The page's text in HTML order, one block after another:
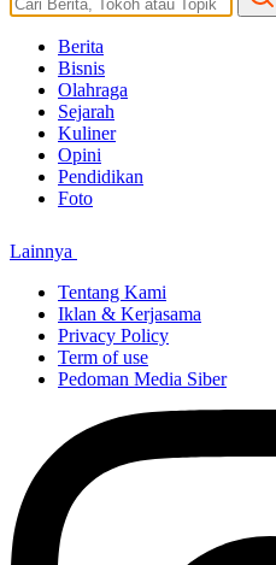
Berita
Bisnis
Olahraga
Sejarah
Kuliner
Opini
Pendidikan
Foto
Lainnya
Tentang Kami
Iklan & Kerjasama
Privacy Policy
Term of use
Pedoman Media Siber